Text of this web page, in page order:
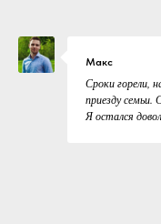
Макс
Сроки горели,
приезду семьи.
Я остался